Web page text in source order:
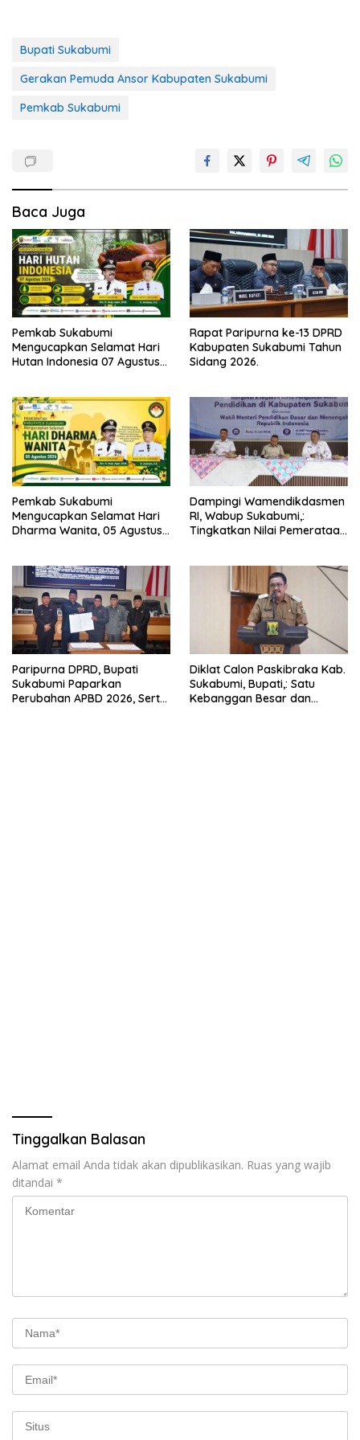
Bupati Sukabumi
Gerakan Pemuda Ansor Kabupaten Sukabumi
Pemkab Sukabumi
Baca Juga
Pemkab Sukabumi
Mengucapkan Selamat Hari
Hutan Indonesia 07 Agustus
Rapat Paripurna ke-13 DPRD
Kabupaten Sukabumi Tahun
Sidang 2026.
Pemkab Sukabumi
Mengucapkan Selamat Hari
Dharma Wanita, 05 Agustus
Dampingi Wamendikdasmen
RI, Wabup Sukabumi,:
Tingkatkan Nilai Pemerataan
Paripurna DPRD, Bupati
Sukabumi Paparkan
Perubahan APBD 2026, Serta
Diklat Calon Paskibraka Kab.
Sukabumi, Bupati,: Satu
Kebanggan Besar dan
Tinggalkan Balasan
Alamat email Anda tidak akan dipublikasikan. Ruas yang wajib
ditandai *